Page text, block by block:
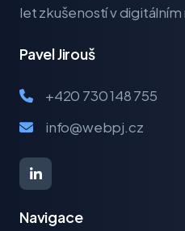
let zkušeností v
Pavel Jirouš
+420 730 148 755
info@webpj.cz
Navigace